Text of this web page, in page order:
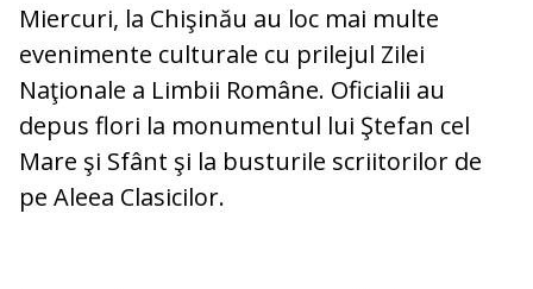
Miercuri, la Chişinău au loc mai multe
evenimente culturale cu prilejul Zilei
Naţionale a Limbii Române. Oficialii au
depus flori la monumentul lui Ştefan cel
Mare şi Sfânt şi la busturile scriitorilor de
pe Aleea Clasicilor.